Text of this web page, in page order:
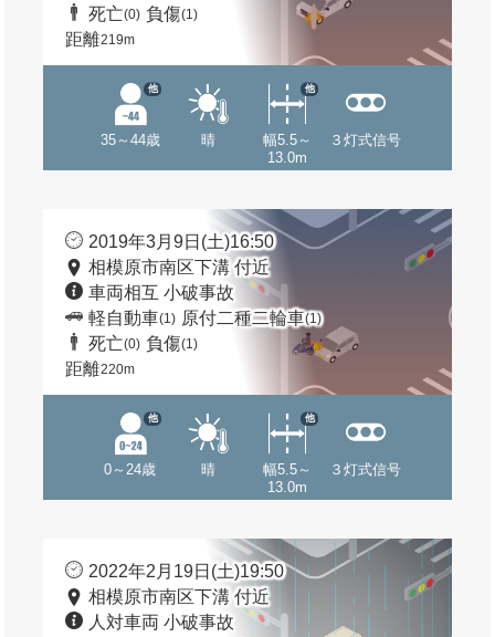
死亡(0) 負傷(1)
距離219m
35～44歳
他
晴
幅5.5～
13.0m
他
３灯式信号
2019年3月9日(土)16:50
相模原市南区下溝 付近
車両相互 小破事故
軽自動車(1) 原付二種二輪車(1)
死亡(0) 負傷(1)
距離220m
0～24歳
他
晴
幅5.5～
13.0m
他
３灯式信号
2022年2月19日(土)19:50
相模原市南区下溝 付近
人対車両 小破事故